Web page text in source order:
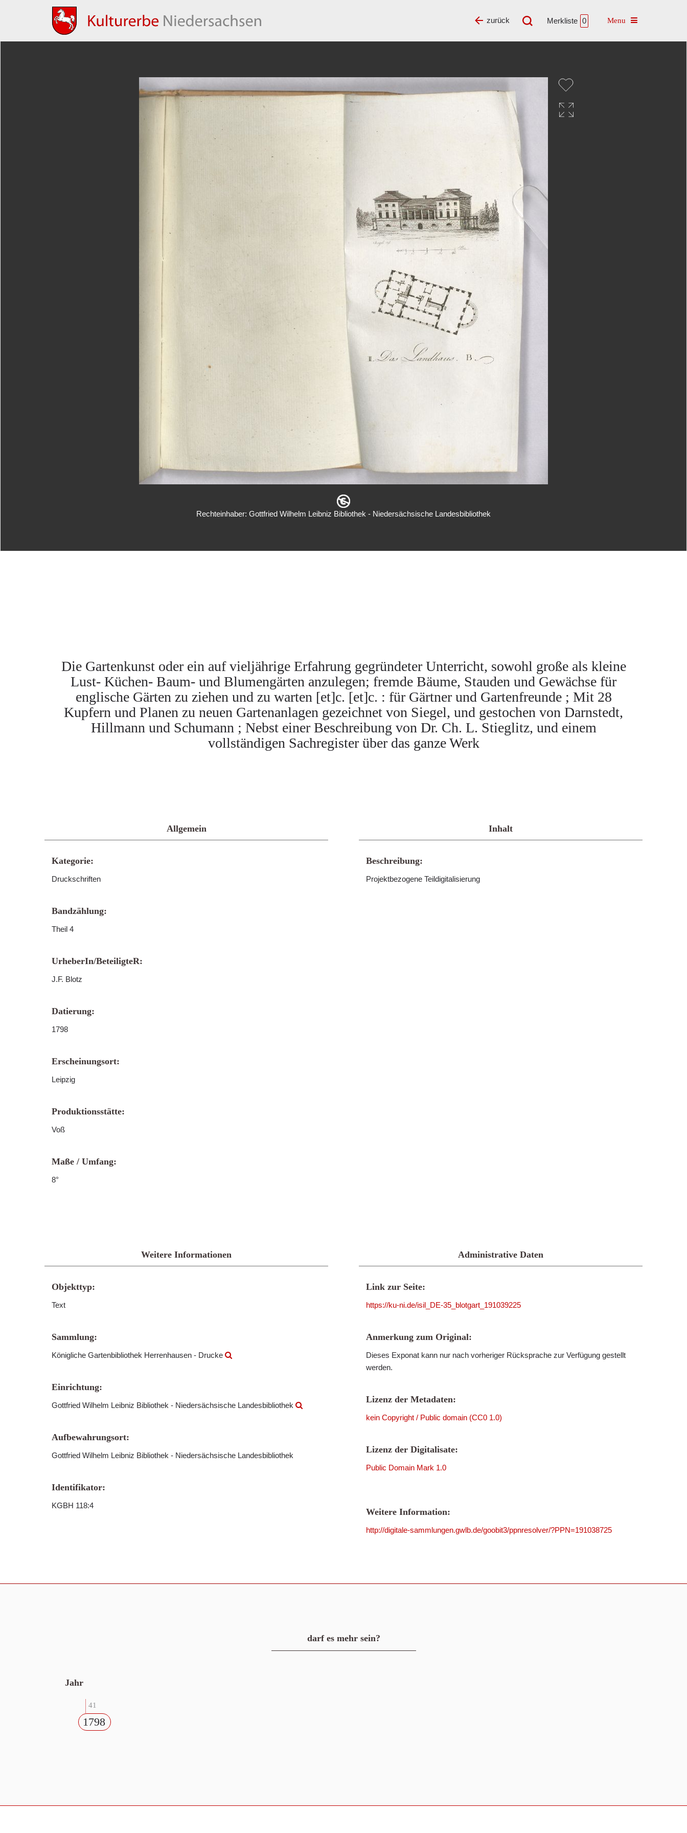
Merkliste 0 Toggle navigation
zurück
Rechteinhaber: Gottfried Wilhelm Leibniz Bibliothek - Niedersächsische Landesbibliothek
Die Gartenkunst oder ein auf vieljährige Erfahrung gegründeter Unterricht, sowohl große als kleine
Lust- Küchen- Baum- und Blumengärten anzulegen; fremde Bäume, Stauden und Gewächse für
englische Gärten zu ziehen und zu warten [et]c. [et]c. : für Gärtner und Gartenfreunde ; Mit 28
Kupfern und Planen zu neuen Gartenanlagen gezeichnet von Siegel, und gestochen von Darnstedt,
Hillmann und Schumann ; Nebst einer Beschreibung von Dr. Ch. L. Stieglitz, und einem
vollständigen Sachregister über das ganze Werk
Allgemein
Kategorie:
Druckschriften
Bandzählung:
Theil 4
UrheberIn/BeteiligteR:
J.F. Blotz
Datierung:
1798
Erscheinungsort:
Leipzig
Produktionsstätte:
Voß
Maße / Umfang:
8°
Inhalt
Beschreibung:
Projektbezogene Teildigitalisierung
Weitere Informationen
Objekttyp:
Text
Sammlung:
Königliche Gartenbibliothek Herrenhausen - Drucke
Einrichtung:
Gottfried Wilhelm Leibniz Bibliothek - Niedersächsische Landesbibliothek
Aufbewahrungsort:
Gottfried Wilhelm Leibniz Bibliothek - Niedersächsische Landesbibliothek
Identifikator:
KGBH 118:4
Administrative Daten
Link zur Seite:
https://ku-ni.de/isil_DE-35_blotgart_191039225
Anmerkung zum Original:
Dieses Exponat kann nur nach vorheriger Rücksprache zur Verfügung gestellt
werden.
Lizenz der Metadaten:
kein Copyright / Public domain (CC0 1.0)
Lizenz der Digitalisate:
Public Domain Mark 1.0
Weitere Information:
http://digitale-sammlungen.gwlb.de/goobit3/ppnresolver/?PPN=191038725
darf es mehr sein?
Jahr
41
1798